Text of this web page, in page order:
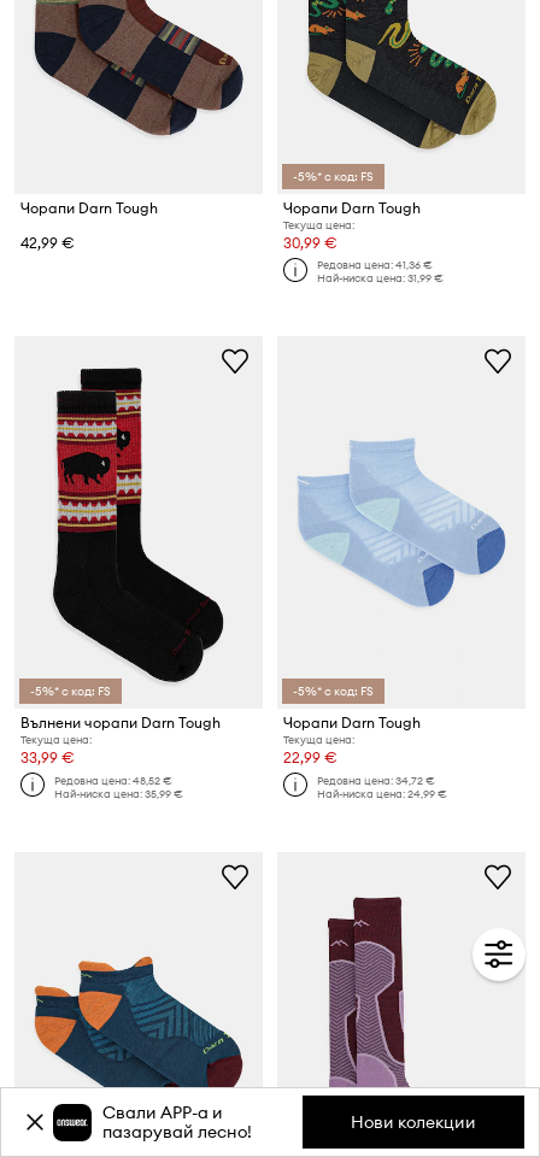
Чорапи Darn Tough
42,99 €
-5%* с код: FS
Чорапи Darn Tough
Текуща цена:
30,99 €
Редовна цена:41,36 €
Най-ниска цена:31,99 €
-5%* с код: FS
Вълнени чорапи Darn Tough
Текуща цена:
33,99 €
Редовна цена:48,52 €
Най-ниска цена:35,99 €
-5%* с код: FS
Чорапи Darn Tough
Текуща цена:
22,99 €
Редовна цена:34,72 €
Най-ниска цена:24,99 €
Свали APP-a и
пазарувай лесно!
Нови колекции